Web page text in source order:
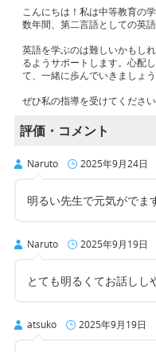
こんにちは！私は中等教育の
数年間、第二言語としての英
英語を学ぶのは難しいかもし
るようサポートします。心配
て、一緒に歩んでいきましょう
ぜひ私の指導を受けてくださ
評価・コメント
Naruto 2025年9月24日
明るい先生で元気がでま
Naruto 2025年9月19日
とても明るくてお話しし
atsuko 2025年9月19日